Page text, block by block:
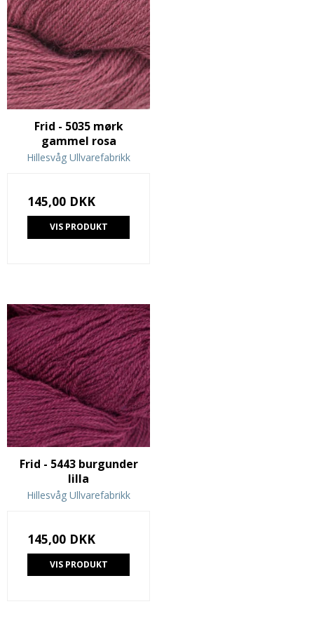
Frid - 5035 mørk
gammel rosa
Hillesvåg Ullvarefabrikk
145,00 DKK
VIS PRODUKT
Frid - 5443 burgunder
lilla
Hillesvåg Ullvarefabrikk
145,00 DKK
VIS PRODUKT